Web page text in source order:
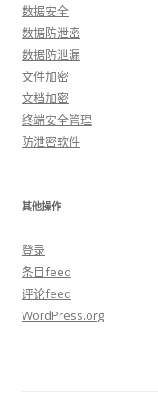
数据安全
数据防泄密
数据防泄漏
文件加密
文档加密
终端安全管理
防泄密软件
其他操作
登录
条目feed
评论feed
WordPress.org